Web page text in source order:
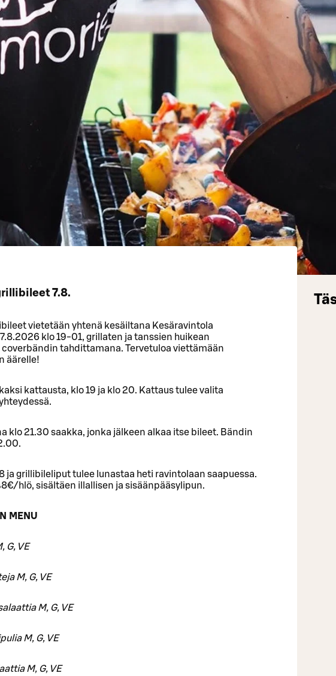
7.8.
vietetään yhtenä kesäiltana Kesäravintola
klo 19-01, grillaten ja tanssien huikean
tahdittamana. Tervetuloa viettämään
äärelle!
kattausta, klo 19 ja klo 20. Kattaus tulee valita
klo 21.30 saakka, jonka jälkeen alkaa itse bileet. Bändin
ja grillibileliput tulee lunastaa heti ravintolaan saapuessa.
hlö, sisältäen illallisen ja sisäänpääsylipun.
MENU
G, VE
M, G, VE
M, G, VE
M, G, VE
M, G, VE